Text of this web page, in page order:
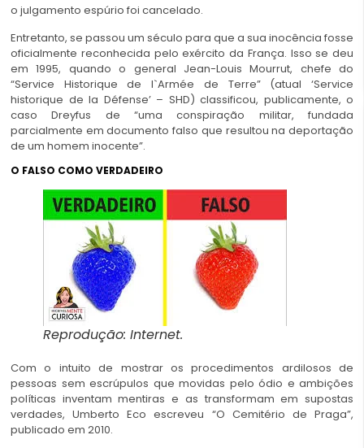
o julgamento espúrio foi cancelado.
Entretanto, se passou um século para que a sua inocência fosse
oficialmente reconhecida pelo exército da França. Isso se deu
em 1995, quando o general Jean-Louis Mourrut, chefe do
“Service Historique de l`Armée de Terre” (atual ‘Service
historique de la Défense’ – SHD) classificou, publicamente, o
caso Dreyfus de “uma conspiração militar, fundada
parcialmente em documento falso que resultou na deportação
de um homem inocente”.
O FALSO COMO VERDADEIRO
Reprodução: Internet.
Com o intuito de mostrar os procedimentos ardilosos de
pessoas sem escrúpulos que movidas pelo ódio e ambições
políticas inventam mentiras e as transformam em supostas
verdades, Umberto Eco escreveu “O Cemitério de Praga”,
publicado em 2010.